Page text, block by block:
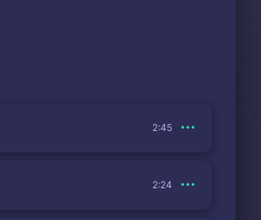
2:45
2:24